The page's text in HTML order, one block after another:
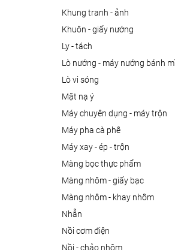
khung tranh - ảnh
khuôn - giấy nướng
ly - tách
lò nướng - máy nướng bánh mì
lò vi sóng
mặt nạ ý
máy chuyên dụng - máy trộn
máy pha cà phê
máy xay - ép - trộn
màng bọc thực phẩm
màng nhôm - giấy bạc
màng nhôm - khay nhôm
nhẫn
nồi cơm điện
nồi - chảo nhôm